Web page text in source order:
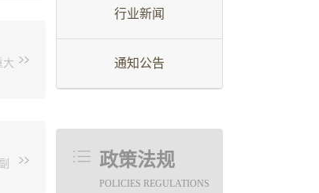
、预算编制的科学性；联合市财政局对
审查服务，确保审查机构为社会提供优
效率，将审查时限控制在法定时限的
，通过容缺受理、创新工作模式、分
快完成施工图设计文件审查，早日进
行业新闻
通知公告
政策法规
POLICIES REGULATIONS
大